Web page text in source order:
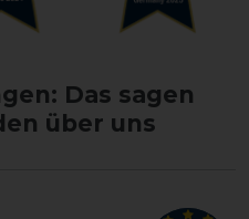
Das sagen
über uns